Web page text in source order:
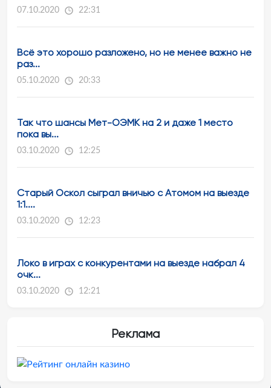
07.10.2020 22:31
Всё это хорошо разложено, но не менее важно не
раз...
05.10.2020 20:33
Так что шансы Мет-ОЭМК на 2 и даже 1 место
пока вы...
03.10.2020 12:25
Старый Оскол сыграл вничью с Атомом на выезде
1:1....
03.10.2020 12:23
Локо в играх с конкурентами на выезде набрал 4
очк...
03.10.2020 12:21
Реклама